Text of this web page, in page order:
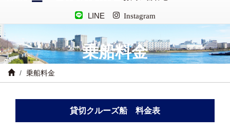
LINE Instagram
乗船料金
乗船料金
貸切クルーズ船 料金表